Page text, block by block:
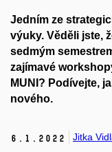
Jedním ze
výuky. Věděli jste,
sedmým
zajímavé
MUNI? Podívejte,
nového.
6. 1. 2022 Jitka